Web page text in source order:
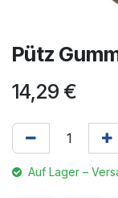
Pütz
14,29 €
Auf Lager –